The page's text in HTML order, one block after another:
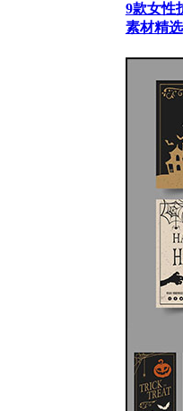
9款女性
素材精选